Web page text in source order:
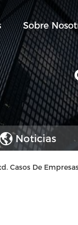
Sobre
Noticias
Casos De Empresas